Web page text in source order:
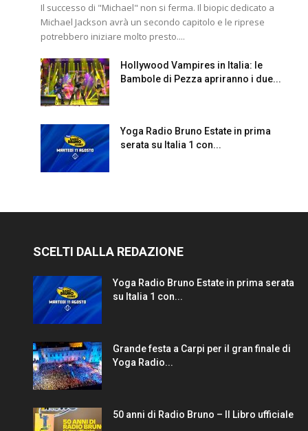
Il successo di "Michael" non si ferma. Il biopic dedicato a
Michael Jackson avrà un secondo capitolo e le riprese
potrebbero iniziare molto presto....
Hollywood Vampires in Italia: le
Bambole di Pezza apriranno i due...
Yoga Radio Bruno Estate in prima
serata su Italia 1 con...
SCELTI DALLA REDAZIONE
Yoga Radio Bruno Estate in prima serata
su Italia 1 con...
Grande festa a Carpi per il gran finale di
Yoga Radio...
50 anni di Radio Bruno – Il Libro ufficiale